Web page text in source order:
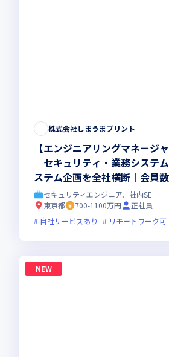
株式会社しまうまプリント
【エンジニアリングマネージ
｜セキュリティ・業務システ
ステム企画を全社横断｜会員
社サービス｜ハイブリッド勤務
セキュリティエンジニア、社内SE
東京都
700-1100万円
正社員
自社サービスあり
リモートワーク可
NEW